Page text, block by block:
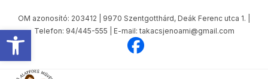
Eszköztár megnyitása
content
OM azonosító: 203412 | 9970 Szentgotthárd, Deák Ferenc utca 1. |
Telefon: 94/445-555 | E-mail: takacsjenoami@gmail.com